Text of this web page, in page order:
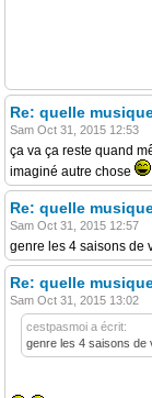
Re: quelle
Sam Oct 31, 2015 12:53
ça va ça reste quand
imaginé autre chose
Re: quelle
Sam Oct 31, 2015 12:57
genre les 4 saisons de
Re: quelle
Sam Oct 31, 2015 13:02
cestpasmoi a écrit:
genre les 4 saisons de